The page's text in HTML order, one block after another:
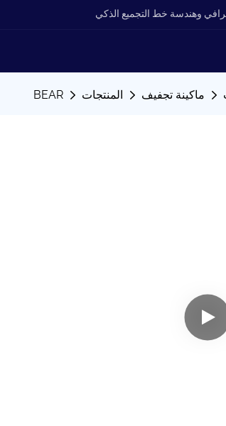
وهندسة خط التجميع الذكي
BEAR المنتجات ماكينة تجفيف